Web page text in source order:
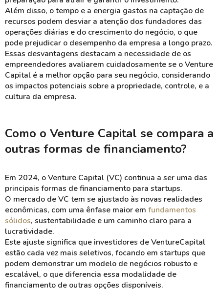
Além disso, o tempo e a energia gastos na captação de
recursos podem desviar a atenção dos fundadores das
operações diárias e do crescimento do negócio, o que
pode prejudicar o desempenho da empresa a longo prazo​.
Essas desvantagens destacam a necessidade de os
empreendedores avaliarem cuidadosamente se o Venture
Capital é a melhor opção para seu negócio, considerando
os impactos potenciais sobre a propriedade, controle, e a
cultura da empresa.
Como o Venture Capital se compara a
outras formas de financiamento?
Em 2024, o Venture Capital (VC) continua a ser uma das
principais formas de financiamento para startups.
O mercado de VC tem se ajustado às novas realidades
econômicas, com uma ênfase maior em fundamentos
sólidos, sustentabilidade e um caminho claro para a
lucratividade.
Este ajuste significa que investidores de VentureCapital
estão cada vez mais seletivos, focando em startups que
podem demonstrar um modelo de negócios robusto e
escalável, o que diferencia essa modalidade de
financiamento de outras opções disponíveis.